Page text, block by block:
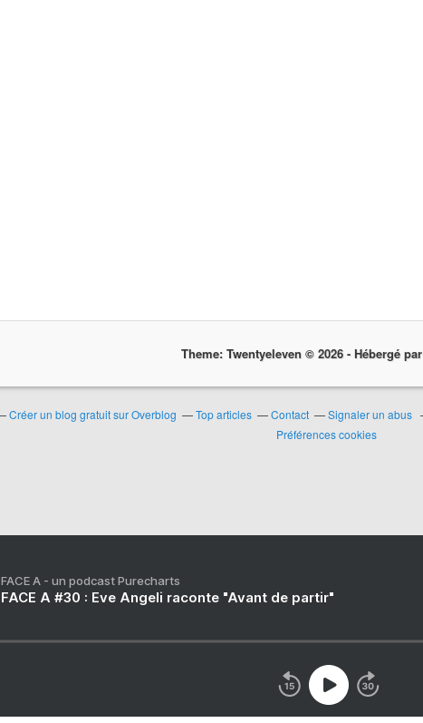
Theme: Twentyeleven © 2026 - Hébergé par
Créer un blog gratuit sur Overblog Top articles Contact Signaler un abus
Préférences cookies
FACE A - un podcast Purecharts
FACE A #30 : Eve Angeli raconte "Avant de partir"